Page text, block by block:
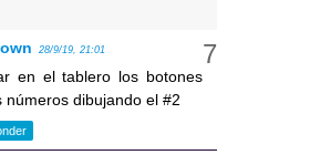
28/9/19, 21:01
en el tablero los botones
números dibujando el #2